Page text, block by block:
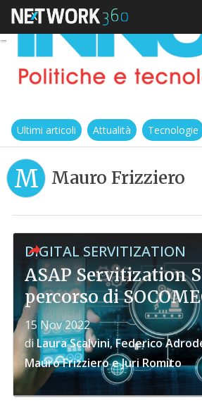
Ultimi articoli Attualità Tecnologie
M Mauro Frizziero
DIGITAL SERVITIZATION
ASAP Servitization
percorso di
15 Nov 2022
diLaura Scalvini,Federico
Mauro FrizzieroeJuri Romito